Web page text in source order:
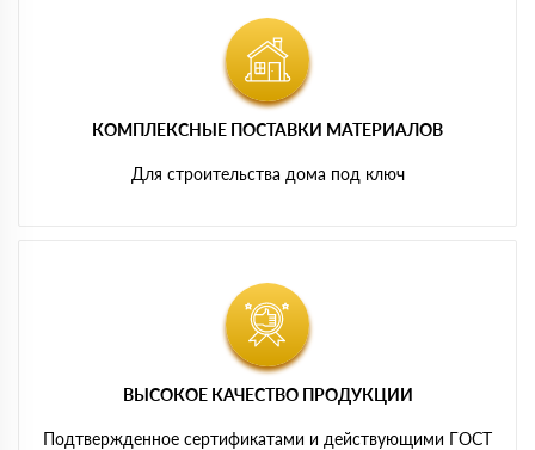
КОМПЛЕКСНЫЕ ПОСТАВКИ МАТЕРИАЛОВ
Для строительства дома под ключ
ВЫСОКОЕ КАЧЕСТВО ПРОДУКЦИИ
Подтвержденное сертификатами и действующими ГОСТ